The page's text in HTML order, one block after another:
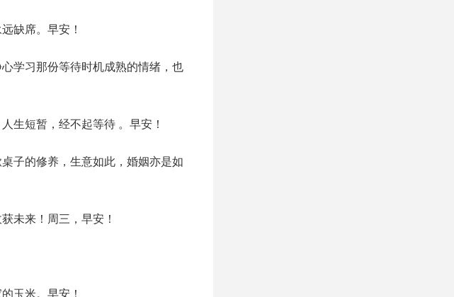
缺席。早安！
学习那份等待时机成熟的情绪，也
生短暂，经不起等待 。早安！
子的修养，生意如此，婚姻亦是如
未来！周三，早安！
玉米。早安！